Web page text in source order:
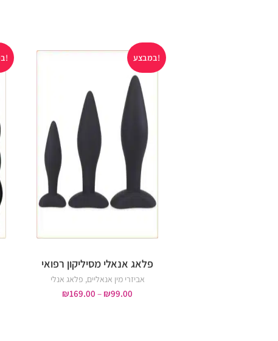
במבצע!
פלאג אנאלי מסיליקון רפואי
אביזרי מין אנאליים, פלאג אנלי
₪99.00
–
₪169.00
במבצע!